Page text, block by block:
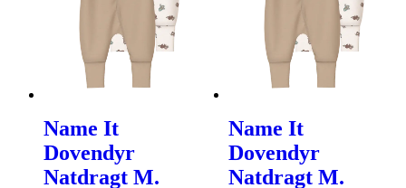
Name It
Dovendyr
Natdragt M.
Name It
Dovendyr
Natdragt M.